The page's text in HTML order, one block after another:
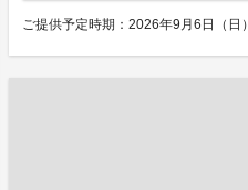
ご提供予定時期：2026年9月6日（日）